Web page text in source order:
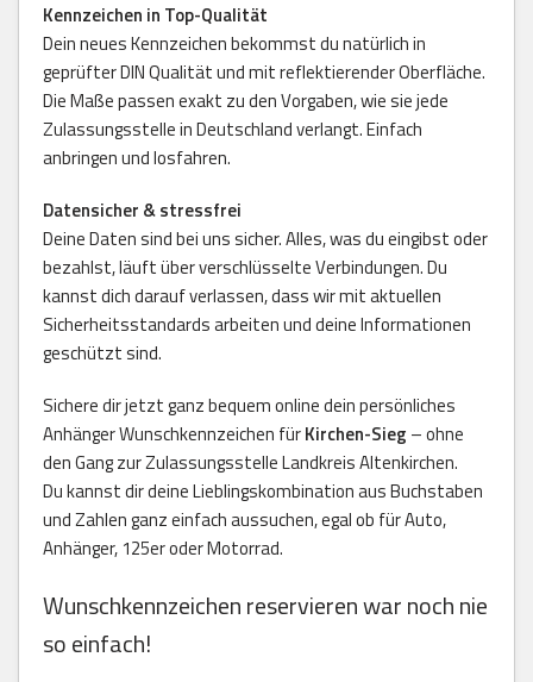
Kennzeichen in Top-Qualität
Dein neues Kennzeichen bekommst du natürlich in
geprüfter DIN Qualität und mit reflektierender Oberfläche.
Die Maße passen exakt zu den Vorgaben, wie sie jede
Zulassungsstelle in Deutschland verlangt. Einfach
anbringen und losfahren.
Datensicher & stressfrei
Deine Daten sind bei uns sicher. Alles, was du eingibst oder
bezahlst, läuft über verschlüsselte Verbindungen. Du
kannst dich darauf verlassen, dass wir mit aktuellen
Sicherheitsstandards arbeiten und deine Informationen
geschützt sind.
Sichere dir jetzt ganz bequem online dein persönliches
Anhänger Wunschkennzeichen fürKirchen-Sieg – ohne
den Gang zur Zulassungsstelle Landkreis Altenkirchen.
Du kannst dir deine Lieblingskombination aus Buchstaben
und Zahlen ganz einfach aussuchen, egal ob für Auto,
Anhänger, 125er oder Motorrad.
Wunschkennzeichen reservieren war noch nie
so einfach!